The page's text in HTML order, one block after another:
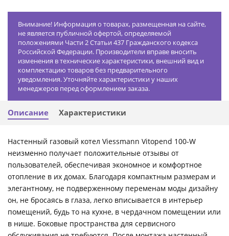
Внимание! Информация о товарах, размещенная на сайте,
не является публичной офертой, определяемой
положениями Части 2 Статьи 437 Гражданского кодекса
Российской Федерации. Производители вправе вносить
изменения в технические характеристики, внешний вид и
комплектацию товаров без предварительного
уведомления. Уточняйте характеристики у наших
менеджеров перед оформлением заказа.
Описание Характеристики
Настенный газовый котел Viessmann Vitopend 100-W
неизменно получает положительные отзывы от
пользователей, обеспечивая экономное и комфортное
отопление в их домах. Благодаря компактным размерам и
элегантному, не подверженному переменам моды дизайну
он, не бросаясь в глаза, легко вписывается в интерьер
помещений, будь то на кухне, в чердачном помещении или
в нише. Боковые пространства для сервисного